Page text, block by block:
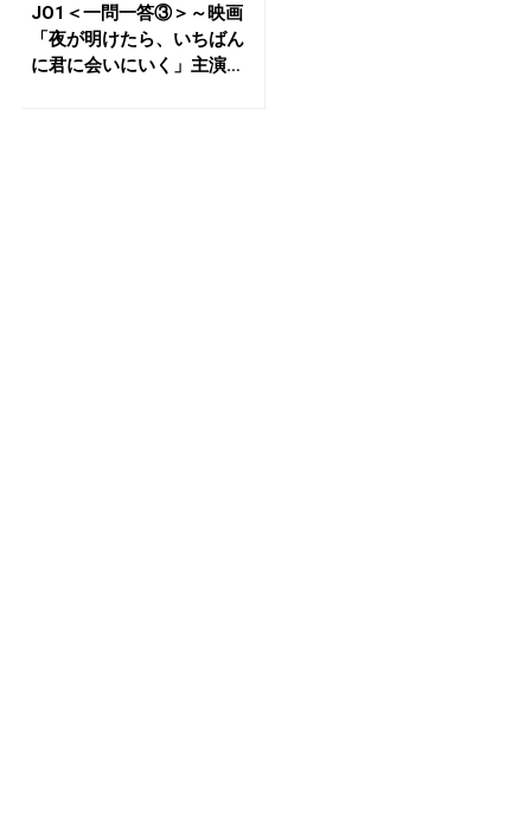
JO1＜一問一答③＞～映画
「夜が明けたら、いちばん
に君に会いにいく」主演の